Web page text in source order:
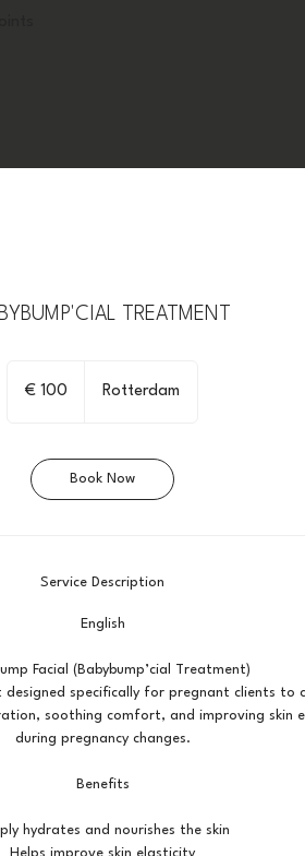
TREATMENT
€ 100 Rotterdam
Book Now
Service Description
English
Facial (Babybump’cial Treatment)
specifically for pregnant clients to
soothing comfort, and improving skin
during pregnancy changes.
Benefits
hydrates and nourishes the skin
Helps improve skin elasticity